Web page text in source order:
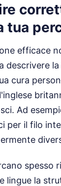
tua
efficace
descrivere
cura
Ad
per il filo
spesso
lingue la